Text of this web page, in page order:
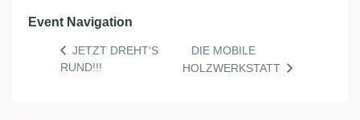
Event Navigation
JETZT DREHT‘S
RUND!!!
DIE MOBILE
HOLZWERKSTATT